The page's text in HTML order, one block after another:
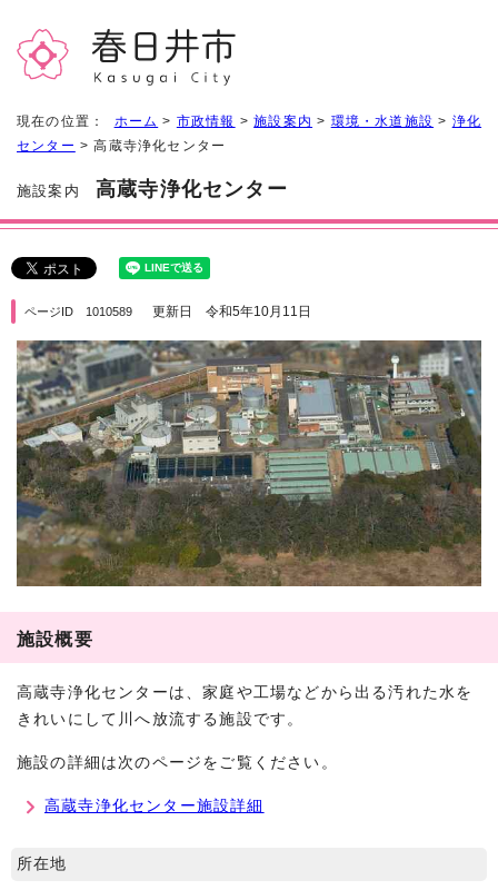
現在の位置： ホーム > 市政情報 >施設案内 > 環境・水道施設 > 浄化
センター > 高蔵寺浄化センター
施設案内 高蔵寺浄化センター
ページID 1010589 更新日 令和5年10月11日
施設概要
高蔵寺浄化センターは、家庭や工場などから出る汚れた水を
きれいにして川へ放流する施設です。
施設の詳細は次のページをご覧ください。
高蔵寺浄化センター施設詳細
所在地